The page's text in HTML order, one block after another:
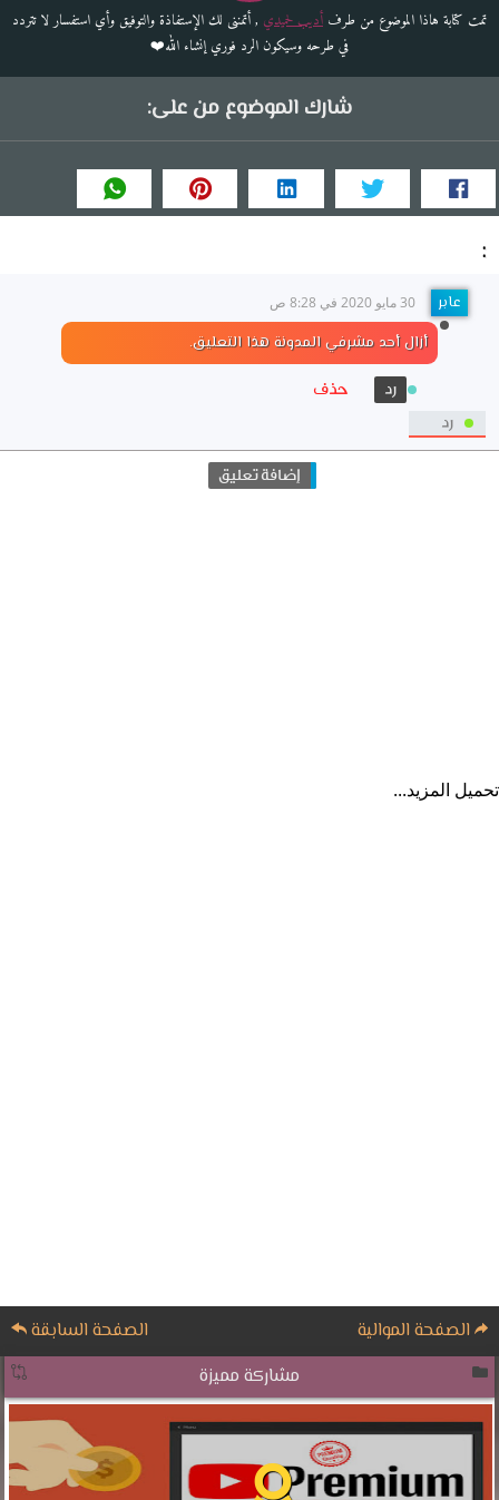
تمت كتابة هاذا الموضوع من طرف أديب لحميدي , أتمننى لك الإستفاذة والتوفيق وأي استفسار لا تتردد
في طرحه وسيكون الرد فوري إنشاء الله❤️
شارك الموضوع من على:
:
عابر 30 مايو 2020 في 8:28 ص
أزال أحد مشرفي المدونة هذا التعليق.
رد حذف
رد
إضافة تعليق
تحميل المزيد...
الصفحة الموالية
الصفحة السابقة
مشاركة مميزة